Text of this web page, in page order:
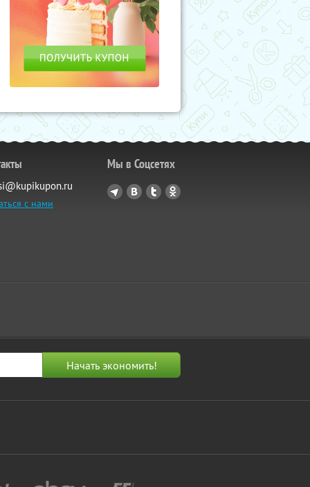
с нами
Мы в Соцсетях